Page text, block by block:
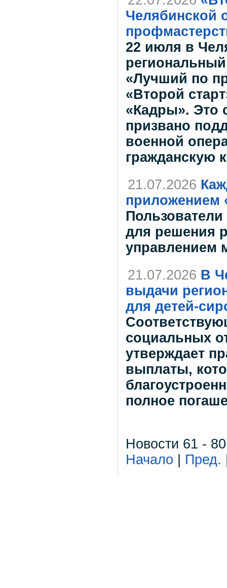
Челябинской
22 июля в
региональный
«Лучший по
«Второй
«Кадры». Это
призвано
военной
гражданскую
21.07.2026
приложением
для решения
управлением
21.07.2026 В
выдачи
для детей-
социальных
утверждает
выплаты,
полное
Новости 61 -
Начало
Пред.